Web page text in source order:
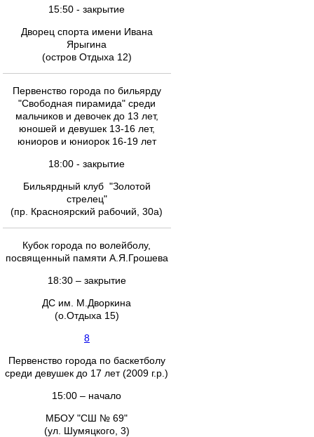
15:50 - закрытие
Дворец спорта имени Ивана
Ярыгина
(остров Отдыха 12)
Первенство города по бильярду
"Свободная пирамида" среди
мальчиков и девочек до 13 лет,
юношей и девушек 13-16 лет,
юниоров и юниорок 16-19 лет
18:00 - закрытие
Бильярдный клуб "Золотой
стрелец"
(пр. Красноярский рабочий, 30а)
Кубок города по волейболу,
посвященный памяти А.Я.Грошева
18:30 – закрытие
ДС им. М.Дворкина
(о.Отдыха 15)
8
Первенство города по баскетболу
среди девушек до 17 лет (2009 г.р.)
15:00 – начало
МБОУ "СШ № 69"
(ул. Шумяцкого, 3)